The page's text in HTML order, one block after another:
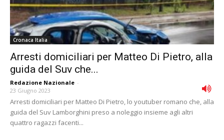
Cronaca Italia
Arresti domiciliari per Matteo Di Pietro, alla
guida del Suv che...
Redazione Nazionale -
23 Giugno 2023
Arresti domiciliari per Matteo Di Pietro, lo youtuber romano che, alla
guida del Suv Lamborghini preso a noleggio insieme agli altri
quattro ragazzi facenti...